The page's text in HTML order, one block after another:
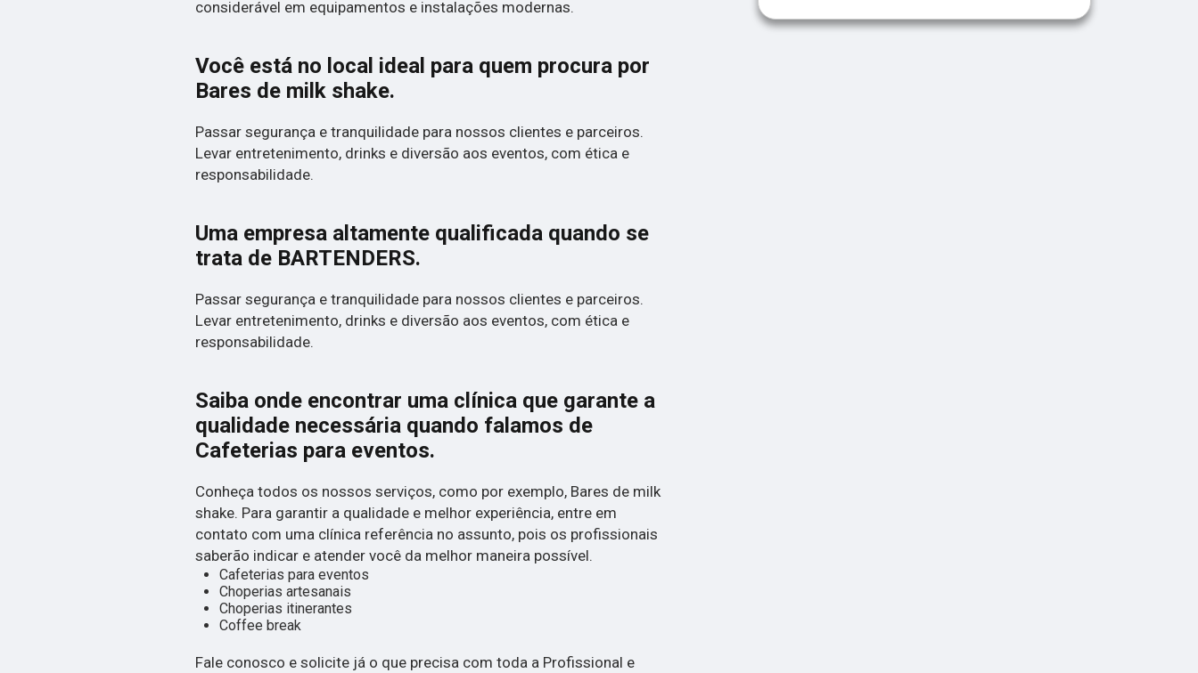
considerável em equipamentos e instalações modernas.
Você está no local ideal para quem procura por
Bares de milk shake.
Passar segurança e tranquilidade para nossos clientes e parceiros.
Levar entretenimento, drinks e diversão aos eventos, com ética e
responsabilidade.
Uma empresa altamente qualificada quando se
trata de BARTENDERS.
Passar segurança e tranquilidade para nossos clientes e parceiros.
Levar entretenimento, drinks e diversão aos eventos, com ética e
responsabilidade.
Saiba onde encontrar uma clínica que garante a
qualidade necessária quando falamos de
Cafeterias para eventos.
Conheça todos os nossos serviços, como por exemplo, Bares de milk
shake. Para garantir a qualidade e melhor experiência, entre em
contato com uma clínica referência no assunto, pois os profissionais
saberão indicar e atender você da melhor maneira possível.
Cafeterias para eventos
Choperias artesanais
Choperias itinerantes
Coffee break
Fale conosco e solicite já o que precisa com toda a Profissional e